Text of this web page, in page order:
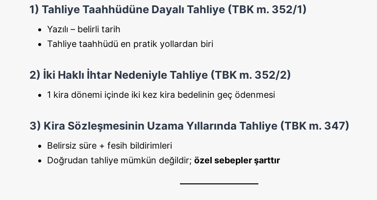
1) Tahliye Taahhüdüne Dayalı Tahliye (TBK m. 352/1)
Yazılı – belirli tarih
Tahliye taahhüdü en pratik yollardan biri
2) İki Haklı İhtar Nedeniyle Tahliye (TBK m. 352/2)
1 kira dönemi içinde iki kez kira bedelinin geç ödenmesi
3) Kira Sözleşmesinin Uzama Yıllarında Tahliye (TBK m. 347)
Belirsiz süre + fesih bildirimleri
Doğrudan tahliye mümkün değildir; özel sebepler şarttır